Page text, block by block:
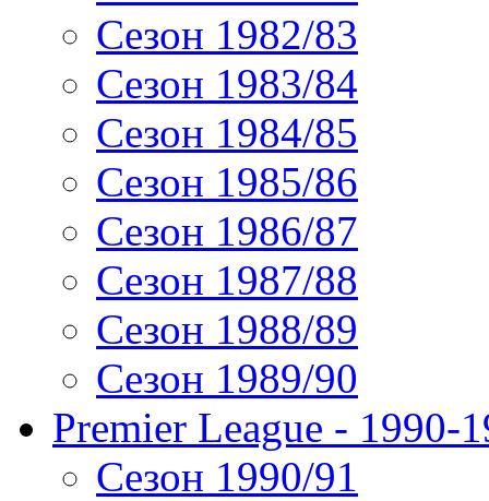
Сезон 1982/83
Сезон 1983/84
Сезон 1984/85
Сезон 1985/86
Сезон 1986/87
Сезон 1987/88
Сезон 1988/89
Сезон 1989/90
Premier League - 1990-
Сезон 1990/91